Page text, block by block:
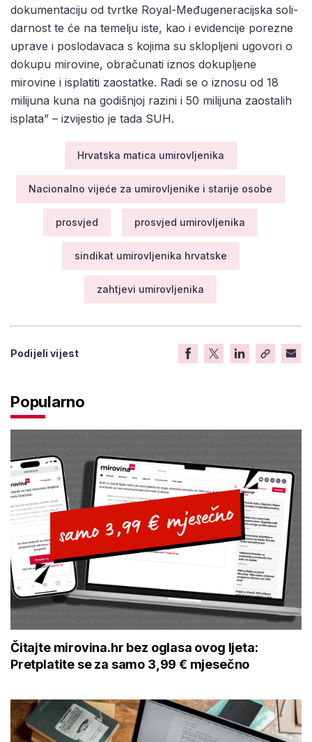
dokumentaciju od tvrtke Royal-Međugeneracijska soli­
darnost te će na temelju iste, kao i evi­dencije porezne
uprave i poslodavaca s kojima su sklopljeni ugovori o
dokupu mirovine, obračunati iznos dokupljene
mirovine i isplatiti zaostatke. Radi se o iznosu od 18
milijuna kuna na godišnjoj razini i 50 milijuna zaostalih
isplata” – izvijestio je tada SUH.
Hrvatska matica umirovljenika
Nacionalno vijeće za umirovljenike i starije osobe
prosvjed prosvjed umirovljenika
sindikat umirovljenika hrvatske
zahtjevi umirovljenika
Podijeli vijest
Popularno
Čitajte mirovina.hr bez oglasa ovog ljeta:
Pretplatite se za samo 3,99 € mjesečno